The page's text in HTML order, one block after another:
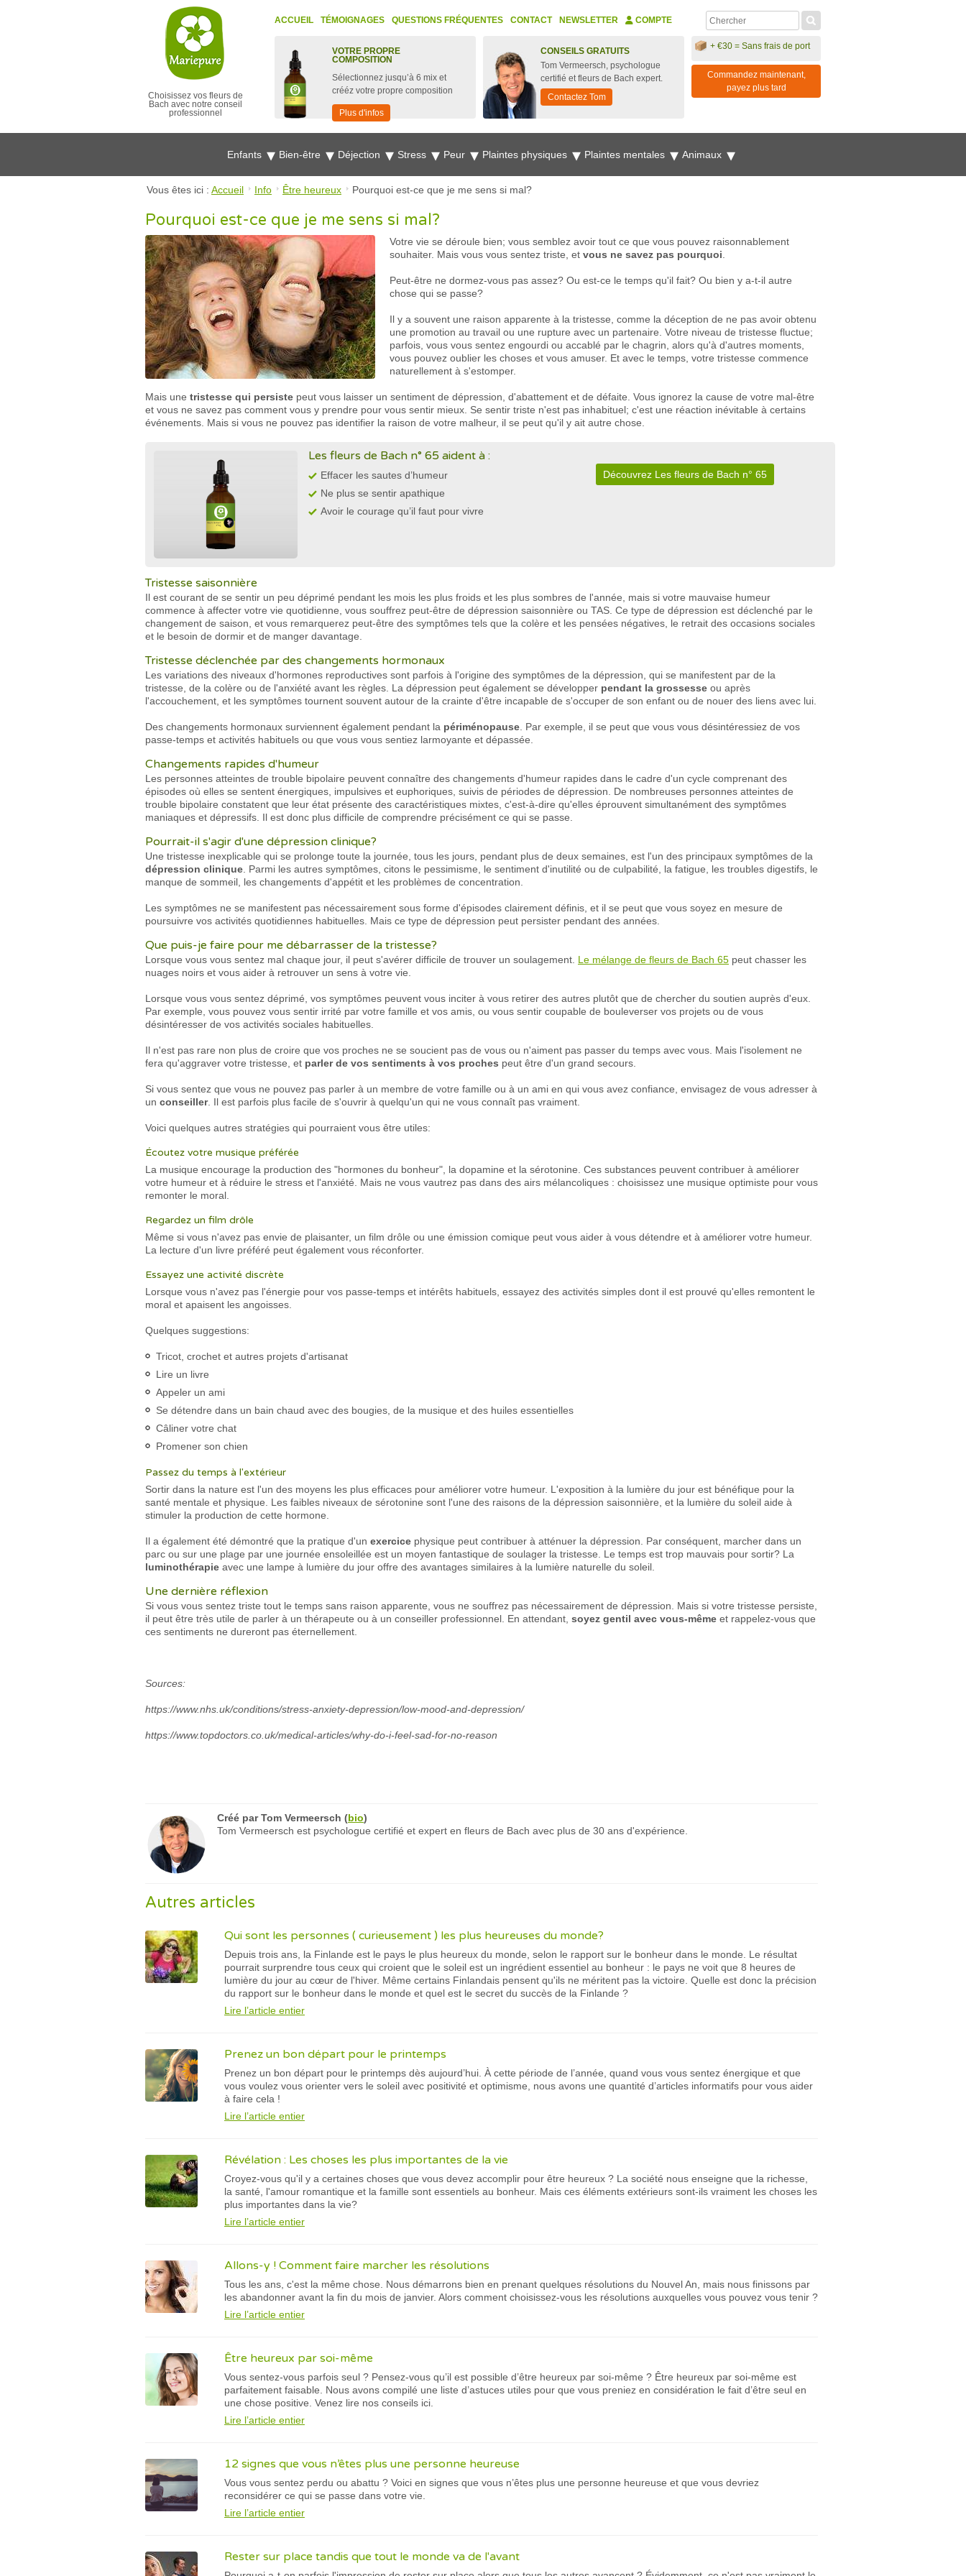
Choisissez vos fleurs de
Bach avec notre conseil
professionnel
ACCUEIL TÉMOIGNAGES QUESTIONS FRÉQUENTES CONTACT NEWSLETTER COMPTE
VOTRE PROPRE
COMPOSITION
Sélectionnez jusqu’à 6 mix et
crééz votre propre composition
Plus d'infos
CONSEILS GRATUITS
Tom Vermeersch, psychologue
certifié et fleurs de Bach expert.
Contactez Tom
+ €30 = Sans frais de port
Commandez maintenant,
payez plus tard
Enfants Bien-être Déjection Stress Peur Plaintes physiques Plaintes mentales Animaux
Vous êtes ici : Accueil Info Être heureux Pourquoi est-ce que je me sens si mal?
Pourquoi est-ce que je me sens si mal?
Votre vie se déroule bien; vous semblez avoir tout ce que vous pouvez raisonnablement
souhaiter. Mais vous vous sentez triste, et vous ne savez pas pourquoi
Peut-être ne dormez-vous pas assez? Ou est-ce le temps qu'il fait? Ou bien y a-t-il autre
chose qui se passe?
Il y a souvent une raison apparente à la tristesse, comme la déception de ne pas avoir obtenu
une promotion au travail ou une rupture avec un partenaire. Votre niveau de tristesse fluctue;
parfois, vous vous sentez engourdi ou accablé par le chagrin, alors qu'à d'autres moments,
vous pouvez oublier les choses et vous amuser. Et avec le temps, votre tristesse commence
naturellement à s'estomper.
Mais une tristesse qui persiste peut vous laisser un sentiment de dépression, d'abattement et de défaite. Vous ignorez la cause de votre mal-être
et vous ne savez pas comment vous y prendre pour vous sentir mieux. Se sentir triste n'est pas inhabituel; c'est une réaction inévitable à certains
événements. Mais si vous ne pouvez pas identifier la raison de votre malheur, il se peut qu'il y ait autre chose.
Les fleurs de Bach n° 65 aident à :
Effacer les sautes d’humeur
Ne plus se sentir apathique
Avoir le courage qu’il faut pour vivre
Découvrez Les fleurs de Bach n° 65
Tristesse saisonnière
Il est courant de se sentir un peu déprimé pendant les mois les plus froids et les plus sombres de l'année, mais si votre mauvaise humeur
commence à affecter votre vie quotidienne, vous souffrez peut-être de dépression saisonnière ou TAS. Ce type de dépression est déclenché par le
changement de saison, et vous remarquerez peut-être des symptômes tels que la colère et les pensées négatives, le retrait des occasions sociales
et le besoin de dormir et de manger davantage.
Tristesse déclenchée par des changements hormonaux
Les variations des niveaux d'hormones reproductives sont parfois à l'origine des symptômes de la dépression, qui se manifestent par de la
tristesse, de la colère ou de l'anxiété avant les règles. La dépression peut également se développer pendant la grossesse ou après
l'accouchement, et les symptômes tournent souvent autour de la crainte d'être incapable de s'occuper de son enfant ou de nouer des liens avec lui.
Des changements hormonaux surviennent également pendant la périménopause . Par exemple, il se peut que vous vous désintéressiez de vos
passe-temps et activités habituels ou que vous vous sentiez larmoyante et dépassée.
Changements rapides d'humeur
Les personnes atteintes de trouble bipolaire peuvent connaître des changements d'humeur rapides dans le cadre d'un cycle comprenant des
épisodes où elles se sentent énergiques, impulsives et euphoriques, suivis de périodes de dépression. De nombreuses personnes atteintes de
trouble bipolaire constatent que leur état présente des caractéristiques mixtes, c'est-à-dire qu'elles éprouvent simultanément des symptômes
maniaques et dépressifs. Il est donc plus difficile de comprendre précisément ce qui se passe.
Pourrait-il s'agir d'une dépression clinique?
Une tristesse inexplicable qui se prolonge toute la journée, tous les jours, pendant plus de deux semaines, est l'un des principaux symptômes de la
dépression clinique . Parmi les autres symptômes, citons le pessimisme, le sentiment d'inutilité ou de culpabilité, la fatigue, les troubles digestifs, le
manque de sommeil, les changements d'appétit et les problèmes de concentration.
Les symptômes ne se manifestent pas nécessairement sous forme d'épisodes clairement définis, et il se peut que vous soyez en mesure de
poursuivre vos activités quotidiennes habituelles. Mais ce type de dépression peut persister pendant des années.
Que puis-je faire pour me débarrasser de la tristesse?
Lorsque vous vous sentez mal chaque jour, il peut s'avérer difficile de trouver un soulagement. Le mélange de fleurs de Bach 65 peut chasser les
nuages noirs et vous aider à retrouver un sens à votre vie.
Lorsque vous vous sentez déprimé, vos symptômes peuvent vous inciter à vous retirer des autres plutôt que de chercher du soutien auprès d'eux.
Par exemple, vous pouvez vous sentir irrité par votre famille et vos amis, ou vous sentir coupable de bouleverser vos projets ou de vous
désintéresser de vos activités sociales habituelles.
Il n'est pas rare non plus de croire que vos proches ne se soucient pas de vous ou n'aiment pas passer du temps avec vous. Mais l'isolement ne
fera qu'aggraver votre tristesse, et parler de vos sentiments à vos proches peut être d'un grand secours.
Si vous sentez que vous ne pouvez pas parler à un membre de votre famille ou à un ami en qui vous avez confiance, envisagez de vous adresser à
un conseiller. Il est parfois plus facile de s'ouvrir à quelqu'un qui ne vous connaît pas vraiment.
Voici quelques autres stratégies qui pourraient vous être utiles:
Écoutez votre musique préférée
La musique encourage la production des "hormones du bonheur", la dopamine et la sérotonine. Ces substances peuvent contribuer à améliorer
votre humeur et à réduire le stress et l'anxiété. Mais ne vous vautrez pas dans des airs mélancoliques : choisissez une musique optimiste pour vous
remonter le moral.
Regardez un film drôle
Même si vous n'avez pas envie de plaisanter, un film drôle ou une émission comique peut vous aider à vous détendre et à améliorer votre humeur.
La lecture d'un livre préféré peut également vous réconforter.
Essayez une activité discrète
Lorsque vous n'avez pas l'énergie pour vos passe-temps et intérêts habituels, essayez des activités simples dont il est prouvé qu'elles remontent le
moral et apaisent les angoisses.
Quelques suggestions:
Tricot, crochet et autres projets d'artisanat
Lire un livre
Appeler un ami
Se détendre dans un bain chaud avec des bougies, de la musique et des huiles essentielles
Câliner votre chat
Promener son chien
Passez du temps à l'extérieur
Sortir dans la nature est l'un des moyens les plus efficaces pour améliorer votre humeur. L'exposition à la lumière du jour est bénéfique pour la
santé mentale et physique. Les faibles niveaux de sérotonine sont l'une des raisons de la dépression saisonnière, et la lumière du soleil aide à
stimuler la production de cette hormone.
Il a également été démontré que la pratique d'un exercice physique peut contribuer à atténuer la dépression. Par conséquent, marcher dans un
parc ou sur une plage par une journée ensoleillée est un moyen fantastique de soulager la tristesse. Le temps est trop mauvais pour sortir? La
luminothérapie avec une lampe à lumière du jour offre des avantages similaires à la lumière naturelle du soleil.
Une dernière réflexion
Si vous vous sentez triste tout le temps sans raison apparente, vous ne souffrez pas nécessairement de dépression. Mais si votre tristesse persiste,
il peut être très utile de parler à un thérapeute ou à un conseiller professionnel. En attendant, soyez gentil avec vous-même et rappelez-vous que
ces sentiments ne dureront pas éternellement.
Sources:
https://www.nhs.uk/conditions/stress-anxiety-depression/low-mood-and-depression/
https://www.topdoctors.co.uk/medical-articles/why-do-i-feel-sad-for-no-reason
Créé parTom Vermeersch (bio)
Tom Vermeersch est psychologue certifié et expert en fleurs de Bach avec plus de 30 ans d'expérience.
Autres articles
Qui sont les personnes ( curieusement ) les plus heureuses du monde?
Depuis trois ans, la Finlande est le pays le plus heureux du monde, selon le rapport sur le bonheur dans le monde. Le résultat
pourrait surprendre tous ceux qui croient que le soleil est un ingrédient essentiel au bonheur : le pays ne voit que 8 heures de
lumière du jour au cœur de l'hiver. Même certains Finlandais pensent qu'ils ne méritent pas la victoire. Quelle est donc la précision
du rapport sur le bonheur dans le monde et quel est le secret du succès de la Finlande ?
Lire l’article entier
Prenez un bon départ pour le printemps
Prenez un bon départ pour le printemps dès aujourd’hui. À cette période de l’année, quand vous vous sentez énergique et que
vous voulez vous orienter vers le soleil avec positivité et optimisme, nous avons une quantité d’articles informatifs pour vous aider
à faire cela !
Lire l’article entier
Révélation : Les choses les plus importantes de la vie
Croyez-vous qu'il y a certaines choses que vous devez accomplir pour être heureux ? La société nous enseigne que la richesse,
la santé, l'amour romantique et la famille sont essentiels au bonheur. Mais ces éléments extérieurs sont-ils vraiment les choses les
plus importantes dans la vie?
Lire l’article entier
Allons-y ! Comment faire marcher les résolutions
Tous les ans, c'est la même chose. Nous démarrons bien en prenant quelques résolutions du Nouvel An, mais nous finissons par
les abandonner avant la fin du mois de janvier. Alors comment choisissez-vous les résolutions auxquelles vous pouvez vous tenir ?
Lire l’article entier
Être heureux par soi-même
Vous sentez-vous parfois seul ? Pensez-vous qu’il est possible d’être heureux par soi-même ? Être heureux par soi-même est
parfaitement faisable. Nous avons compilé une liste d’astuces utiles pour que vous preniez en considération le fait d’être seul en
une chose positive. Venez lire nos conseils ici.
Lire l’article entier
12 signes que vous n’êtes plus une personne heureuse
Vous vous sentez perdu ou abattu ? Voici en signes que vous n’êtes plus une personne heureuse et que vous devriez
reconsidérer ce qui se passe dans votre vie.
Lire l’article entier
Rester sur place tandis que tout le monde va de l'avant